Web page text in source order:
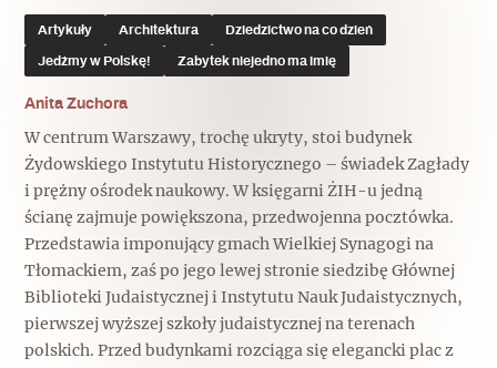
Zabytek niejedno ma imię
Popularne
Archeologia
Popularne
Szyb pierwszej windy w Warszawie
Artykuły Architektura Dziedzictwo na co dzień
Jedźmy w Polskę! Zabytek niejedno ma imię
Anita Zuchora
W centrum Warszawy, trochę ukryty, stoi budynek
Żydowskiego Instytutu Historycznego – świadek Zagłady
i prężny ośrodek naukowy. W księgarni ŻIH-u jedną
ścianę zajmuje powiększona, przedwojenna pocztówka.
Przedstawia imponujący gmach Wielkiej Synagogi na
Tłomackiem, zaś po jego lewej stronie siedzibę Głównej
Biblioteki Judaistycznej i Instytutu Nauk Judaistycznych,
pierwszej wyższej szkoły judaistycznej na terenach
polskich. Przed budynkami rozciąga się elegancki plac z